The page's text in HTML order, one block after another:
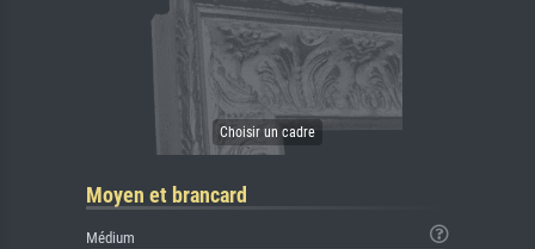
Moyen et brancard
Médium